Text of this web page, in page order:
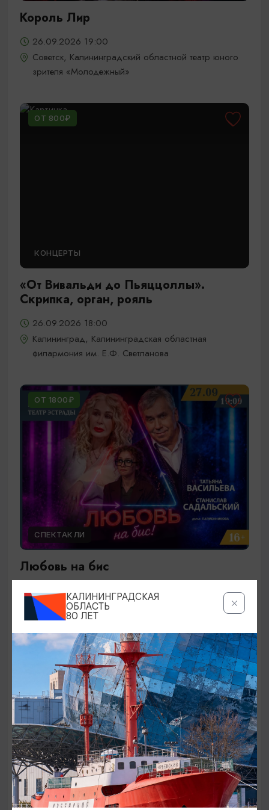
Король Лир
26.09.2026 19:00
Советск, Калининградский областной театр юного
зрителя «Молодежный»
ОТ 800₽
КОНЦЕРТЫ
«От Вивальди до Пьяццоллы».
Скрипка, орган, рояль
26.09.2026 18:00
Калининград, Калининградская областная
филармония им. Е.Ф. Светланова
ОТ 1800₽
СПЕКТАКЛИ
Любовь на бис
27.09.2026 19:00
Калининград, Калининградский театр эстрады
ОТ 1500₽
КОНЦЕРТЫ
КАЛИНИНГРАДСКАЯ
ОБЛАСТЬ
80 ЛЕТ